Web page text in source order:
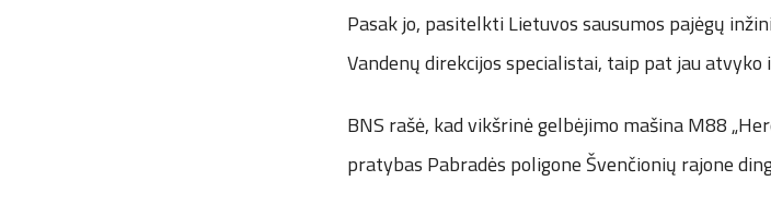
Pasak jo, pasitelkti Lietuvos sausumos pajėgų
Vandenų direkcijos specialistai, taip pat jau atvyko
BNS rašė, kad vikšrinė gelbėjimo mašina M88
pratybas Pabradės poligone Švenčionių rajone